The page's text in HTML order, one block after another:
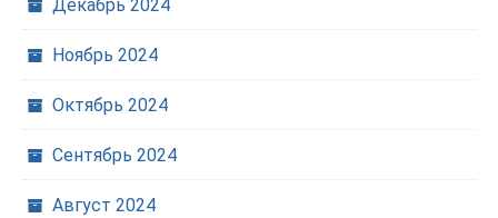
Декабрь 2024
Ноябрь 2024
Октябрь 2024
Сентябрь 2024
Август 2024